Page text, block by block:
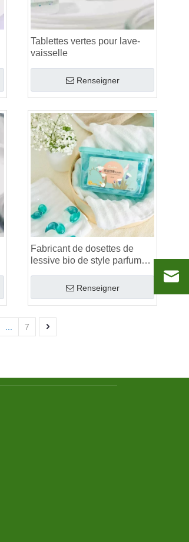
Tablettes vertes pour lave-
vaisselle
Renseigner
Fabricant de dosettes de
lessive bio de style parfum
Renseigner
7